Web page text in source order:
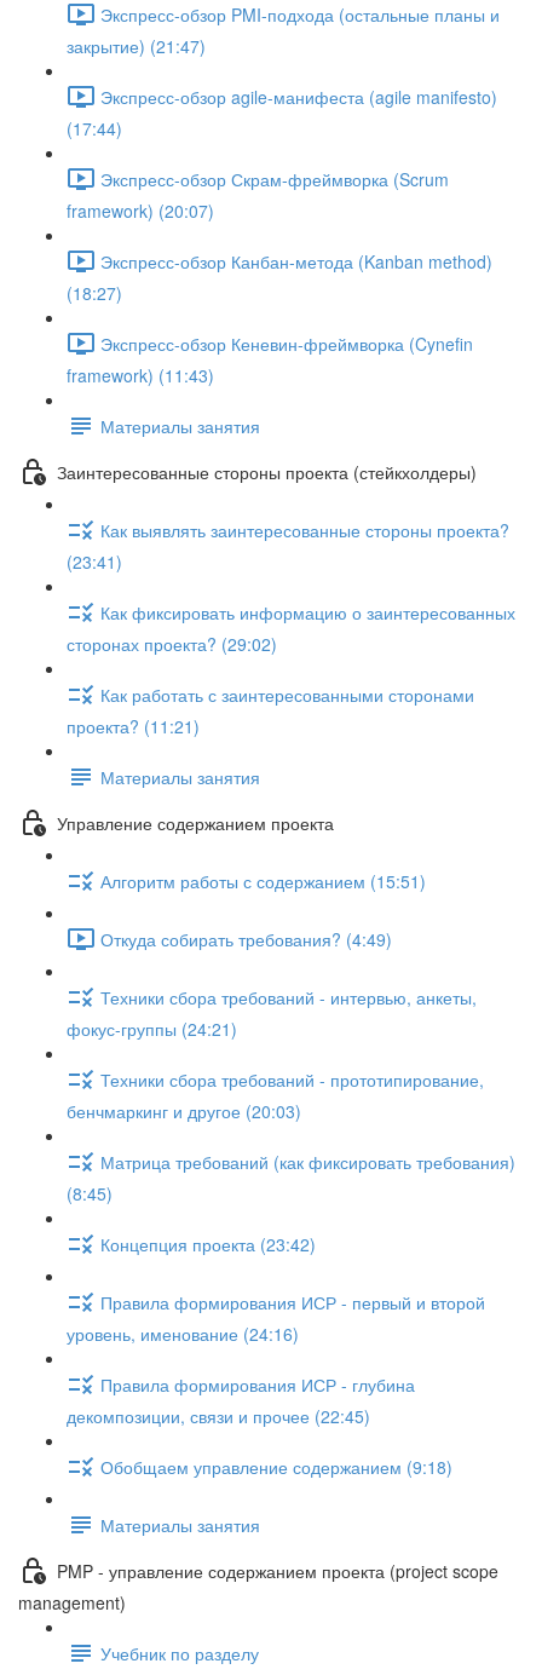
Экспресс-обзор PMI-подхода (остальные планы и
закрытие) (21:47)
Экспресс-обзор agile-манифеста (agile manifesto)
(17:44)
Экспресс-обзор Скрам-фреймворка (Scrum
framework) (20:07)
Экспресс-обзор Канбан-метода (Kanban method)
(18:27)
Экспресс-обзор Кеневин-фреймворка (Cynefin
framework) (11:43)
Материалы занятия
Заинтересованные стороны проекта (стейкхолдеры)
Как выявлять заинтересованные стороны проекта?
(23:41)
Как фиксировать информацию о заинтересованных
сторонах проекта? (29:02)
Как работать с заинтересованными сторонами
проекта? (11:21)
Материалы занятия
Управление содержанием проекта
Алгоритм работы с содержанием (15:51)
Откуда собирать требования? (4:49)
Техники сбора требований - интервью, анкеты,
фокус-группы (24:21)
Техники сбора требований - прототипирование,
бенчмаркинг и другое (20:03)
Матрица требований (как фиксировать требования)
(8:45)
Концепция проекта (23:42)
Правила формирования ИСР - первый и второй
уровень, именование (24:16)
Правила формирования ИСР - глубина
декомпозиции, связи и прочее (22:45)
Обобщаем управление содержанием (9:18)
Материалы занятия
PMP - управление содержанием проекта (project scope
management)
Учебник по разделу